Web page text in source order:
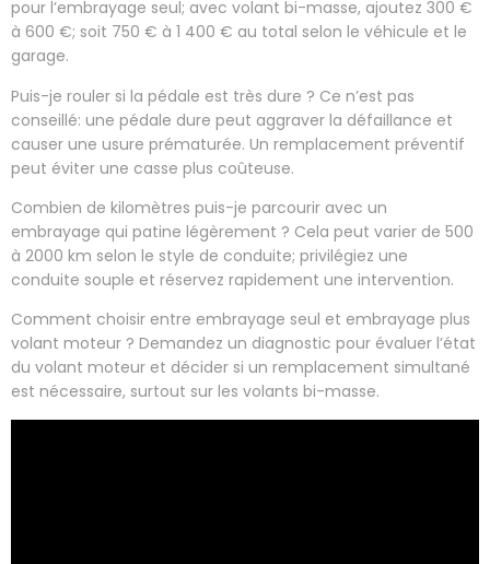
pour l’embrayage seul; avec volant bi-masse, ajoutez 300 €
à 600 €; soit 750 € à 1 400 € au total selon le véhicule et le
garage.
Puis-je rouler si la pédale est très dure ? Ce n’est pas
conseillé: une pédale dure peut aggraver la défaillance et
causer une usure prématurée. Un remplacement préventif
peut éviter une casse plus coûteuse.
Combien de kilomètres puis-je parcourir avec un
embrayage qui patine légèrement ? Cela peut varier de 500
à 2000 km selon le style de conduite; privilégiez une
conduite souple et réservez rapidement une intervention.
Comment choisir entre embrayage seul et embrayage plus
volant moteur ? Demandez un diagnostic pour évaluer l’état
du volant moteur et décider si un remplacement simultané
est nécessaire, surtout sur les volants bi-masse.